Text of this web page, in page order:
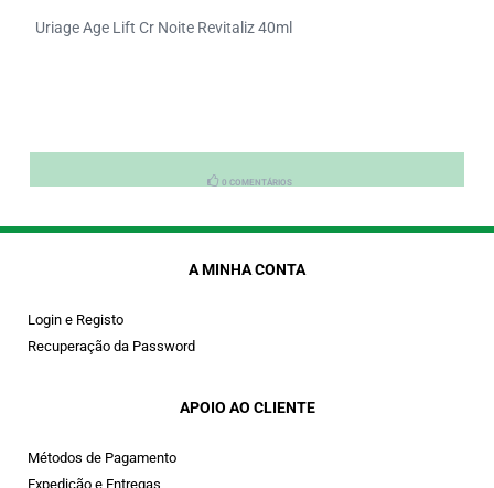
Uriage Age Lift Cr Noite Revitaliz 40ml
0 COMENTÁRIOS
A MINHA CONTA
Login e Registo
Recuperação da Password
APOIO AO CLIENTE
Métodos de Pagamento
Expedição e Entregas